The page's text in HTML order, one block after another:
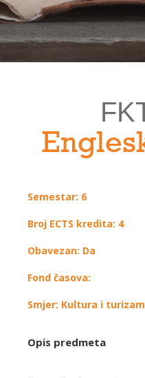
Semestar: 6
Broj ECTS kredita: 4
Obavezan: Da
Fond časova:
Smjer: Kultura i turizam
Opis predmeta